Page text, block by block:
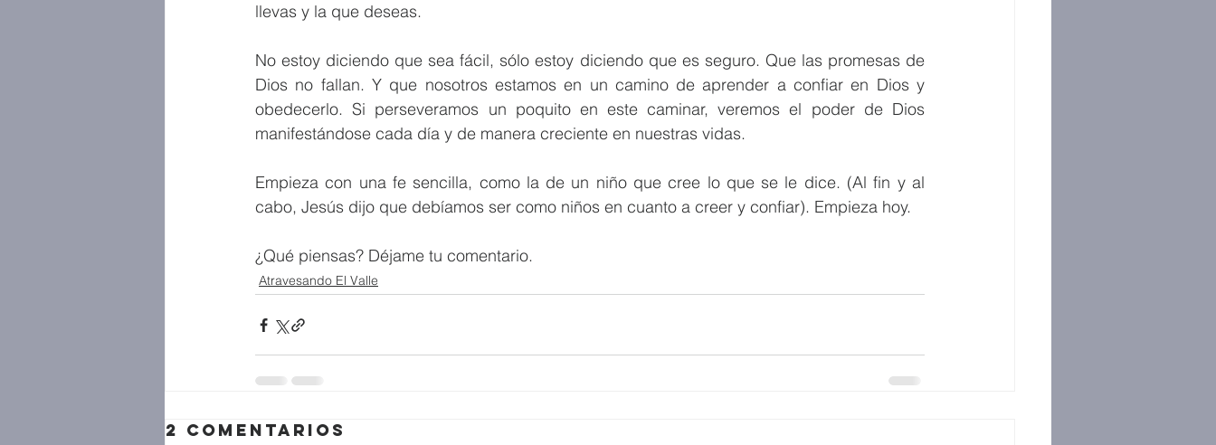
llevas y la que deseas.
No estoy diciendo que sea fácil, sólo estoy diciendo que es seguro. Que las promesas de
Dios no fallan. Y que nosotros estamos en un camino de aprender a confiar en Dios y
obedecerlo. Si perseveramos un poquito en este caminar, veremos el poder de Dios
manifestándose cada día y de manera creciente en nuestras vidas.
Empieza con una fe sencilla, como la de un niño que cree lo que se le dice. (Al fin y al
cabo, Jesús dijo que debíamos ser como niños en cuanto a creer y confiar). Empieza hoy.
¿Qué piensas? Déjame tu comentario.
Atravesando El Valle
2 comentarios